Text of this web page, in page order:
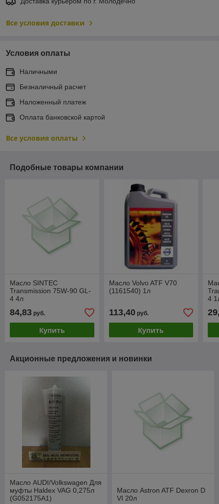
Все условия доставки
Условия оплаты
Наличными
Безналичный расчет
Наложенный платеж
Оплата банковской картой
Все условия оплаты
Подобные товары компании
Масло SINTEC
Transmission 75W-90 GL-
4 4л
84,83 руб.
Купить
Масло Volvo ATF V70
(1161540) 1л
113,40руб.
Купить
4
Акционные предложения и новинки
Масло AUDI/Volkswagen Для
муфты Haldex VAG 0,275л
(G052175A1)
Масло Astron ATF Dexron D
VI 20л